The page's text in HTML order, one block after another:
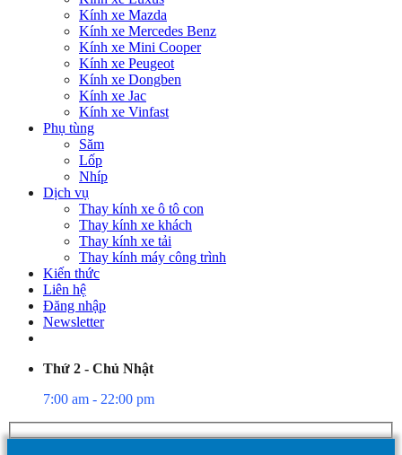
Kính xe Mazda
Kính xe Mercedes Benz
Kính xe Mini Cooper
Kính xe Peugeot
Kính xe Dongben
Kính xe Jac
Kính xe Vinfast
Phụ tùng
Săm
Lốp
Nhíp
Dịch vụ
Thay kính xe ô tô con
Thay kính xe khách
Thay kính xe tải
Thay kính máy công trình
Kiến thức
Liên hệ
Đăng nhập
Newsletter
Thứ 2 - Chủ Nhật
7:00 am - 22:00 pm